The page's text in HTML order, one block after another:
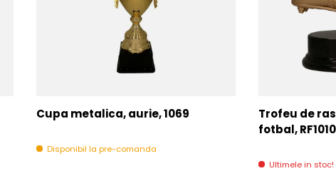
Cupa metalica, aurie, 1069
Disponibil la pre-comanda
Trofeu de
fotbal,
Ultimele in stoc!